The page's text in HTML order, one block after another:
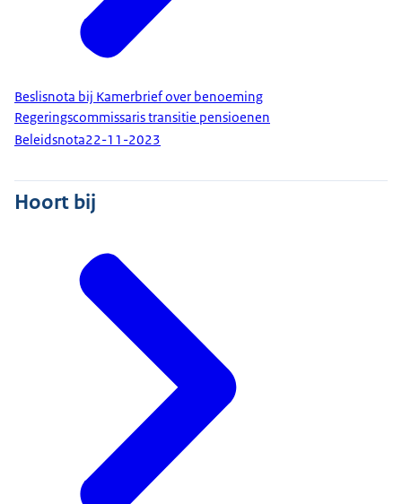
Beslisnota bij Kamerbrief over benoeming
Regeringscommissaris transitie pensioenen
Beleidsnota22-11-2023
Hoort bij